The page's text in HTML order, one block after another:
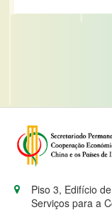
Piso 3, Edifício
Serviços para a